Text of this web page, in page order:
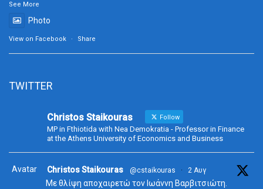
See More
Photo
View on Facebook · Share
TWITTER
Christos Staikouras Follow
MP in Fthiotida with Nea Demokratia - Professor in Finance
at the Athens University of Economics and Business
Avatar Christos Staikouras @cstaikouras · 2 Αυγ
Με θλίψη αποχαιρετώ τον Ιωάννη Βαρβιτσιώτη.